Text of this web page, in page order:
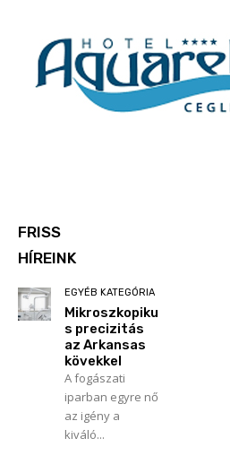
FRISS
HÍREINK
EGYÉB KATEGÓRIA
Mikroszkopiku
s precizitás
az Arkansas
kövekkel
A fogászati
iparban egyre nő
az igény a
kiváló...